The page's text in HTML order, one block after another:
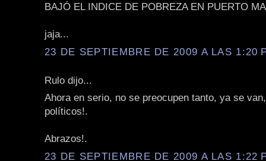
BAJÓ EL INDICE DE POBREZA EN PUERTO
jaja...
23 DE SEPTIEMBRE DE 2009 A LAS 1:20
Rulo dijo...
Ahora en serio, no se preocupen tanto, ya se
políticos!.
Abrazos!.
23 DE SEPTIEMBRE DE 2009 A LAS 1:22